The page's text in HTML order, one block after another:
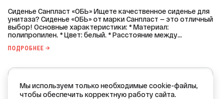
Сиденье Санпласт «ОБЬ» Ищете качественное сиденье для
унитаза? Сиденье «ОБЬ» от марки Санпласт — это отличный
выбор! Основные характеристики: * Материал:
полипропилен. * Цвет: белый. * Расстояние между
шт., крепление, паспорт изделия. * Размеры (без упаковки):
имеет функций микролифта (Soft Close), быстросъёмного
механизма (Clip Up) и подогрева, но при этом обеспечивает
надёжную фиксацию благодаря креплению в комплекте.
Оно станет практичным дополнением вашего санузла.
ПОДРОБНЕЕ →
Все товары бренда
Мы используем только необходимые cookie-файлы,
чтобы обеспечить корректную работу сайта.